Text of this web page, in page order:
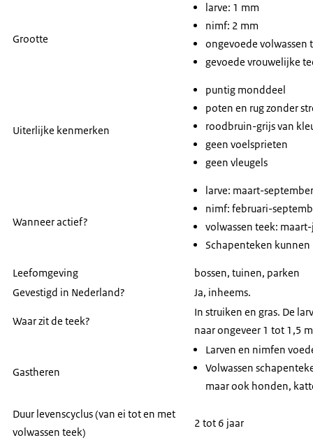
Grootte
larve: 1 mm
nimf: 2 mm
ongevoede
gevoede vrouwelijke
Uiterlijke kenmerken
puntig monddeel
poten en rug zonder
roodbruin-grijs van
geen voelsprieten
geen vleugels
Wanneer actief?
larve: maart-september
nimf: februari-
volwassen teek:
Schapenteken
Leefomgeving
bossen, tuinen, parken
Gevestigd in Nederland?
Ja, inheems.
Waar zit de teek?
In struiken en gras. De
naar ongeveer 1 tot 1,5
Gastheren
Larven en nimfen
Volwassen
maar ook honden,
Duur levenscyclus (van ei tot en met
volwassen teek)
2 tot 6 jaar